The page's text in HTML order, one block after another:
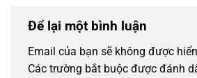
Để lại một bình luận
Email của bạn sẽ không được
Các trường bắt buộc được đánh